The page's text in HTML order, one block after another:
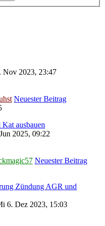
Nov 2023, 23:47
Neuester Beitrag
ausbauen
2025, 09:22
Neuester Beitrag
Zündung AGR und
6. Dez 2023, 15:03